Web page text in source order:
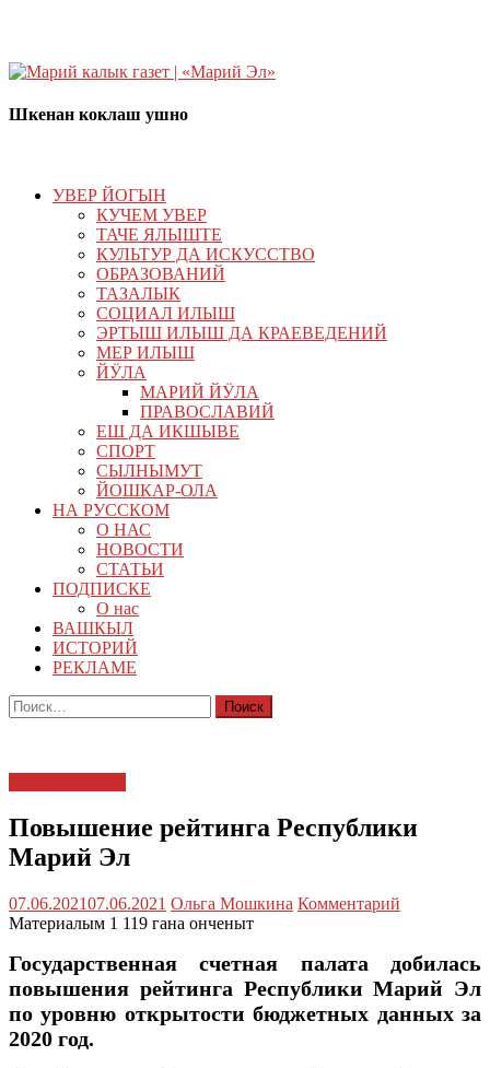
Шкенан коклаш ушно
УВЕР ЙОГЫН
КУЧЕМ УВЕР
ТАЧЕ ЯЛЫШТЕ
КУЛЬТУР ДА ИСКУССТВО
ОБРАЗОВАНИЙ
ТАЗАЛЫК
СОЦИАЛ ИЛЫШ
ЭРТЫШ ИЛЫШ ДА КРАЕВЕДЕНИЙ
МЕР ИЛЫШ
ЙӰЛА
МАРИЙ ЙӰЛА
ПРАВОСЛАВИЙ
ЕШ ДА ИКШЫВЕ
СПОРТ
СЫЛНЫМУТ
ЙОШКАР-ОЛА
НА РУССКОМ
О НАС
НОВОСТИ
СТАТЬИ
ПОДПИСКЕ
О нас
ВАШКЫЛ
ИСТОРИЙ
РЕКЛАМЕ
Найти:
Повышение рейтинга Республики
Марий Эл
07.06.202107.06.2021 Ольга Мошкина Комментарий
Материалым 1 119 гана онченыт
Государственная счетная палата добилась
повышения рейтинга Республики Марий Эл
по уровню открытости бюджетных данных за
2020 год.